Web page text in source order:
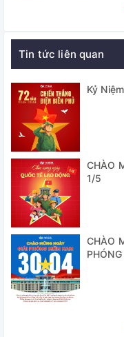
- Chức năng truy soát
- Cổng USB để truy
- Bẫy ngưng tụ tạo đá
Tin tức liên quan
Kỷ
CHÀO
1/5
CHÀO